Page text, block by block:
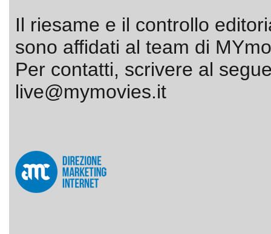
Il riesame e il controllo
sono affidati al team di
Per contatti, scrivere al
live@mymovies.it